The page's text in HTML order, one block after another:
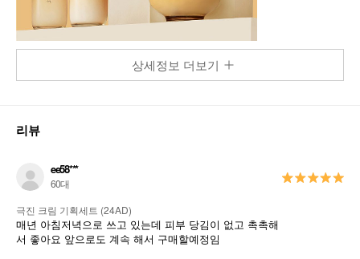
상세정보 더보기
리뷰
ee58***
60대
극진 크림 기획세트 (24AD)
매년 아침저녁으로 쓰고 있는데 피부 당김이 없고 촉촉해
서 좋아요 앞으로도 계속 해서 구매할예정임